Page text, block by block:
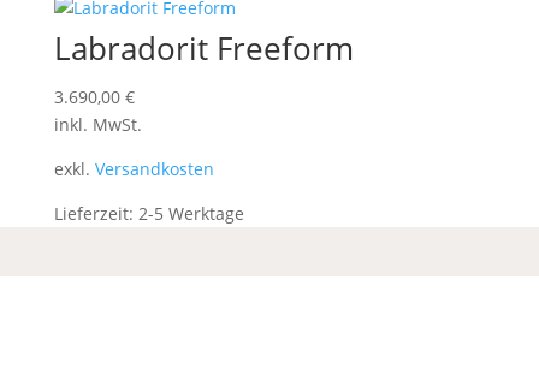
Labradorit Freeform
3.690,00 €
inkl. MwSt.
exkl. Versandkosten
Lieferzeit: 2-5 Werktage